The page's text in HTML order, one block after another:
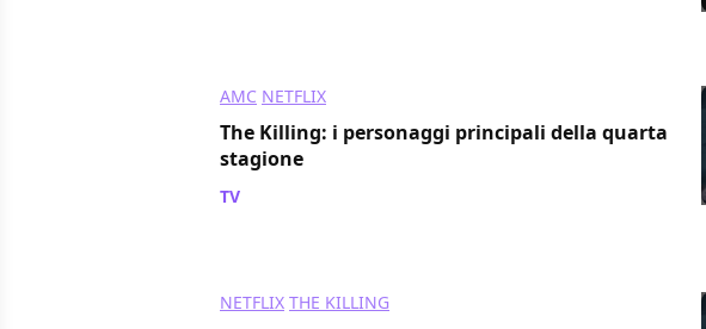
AMC NETFLIX
The Killing: i personaggi principali della quarta
stagione
TV
NETFLIX THE KILLING